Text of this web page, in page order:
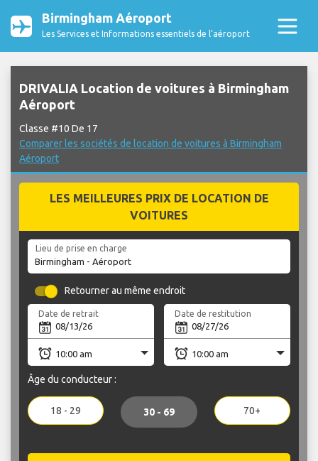
Birmingham Aéroport
Les Services et Informations essentiels de l’aéroport
DRIVALIA Location de voitures à Birmingham
Aéroport
Classe #10 De 17
Comparer les sociétés de location de voitures à Birmingham
Aéroport
LES MEILLEURES PRIX DE LOCATION DE
VOITURES
Lieu de prise en charge
Retourner au même endroit
Date de retrait Date de restitution
Âge du conducteur :
18 - 29 30 - 69 70+